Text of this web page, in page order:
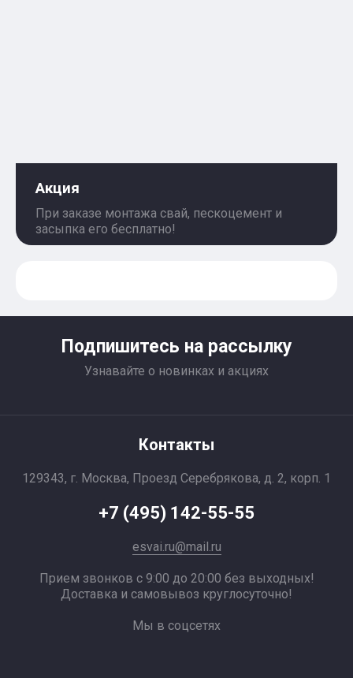
Акция
При заказе монтажа свай, пескоцемент и
засыпка его бесплатно!
Подпишитесь на рассылку
Узнавайте о новинках и акциях
Контакты
129343, г. Москва, Проезд Серебрякова, д. 2, корп. 1
+7 (495) 142-55-55
esvai.ru@mail.ru
Прием звонков с 9:00 до 20:00 без выходных!
Доставка и самовывоз круглосуточно!
Мы в соцсетях